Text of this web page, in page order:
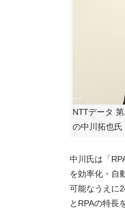
NTTデータ
の中川拓也氏
中川氏は「
を効率化・自
可能なうえに
とRPAの特長